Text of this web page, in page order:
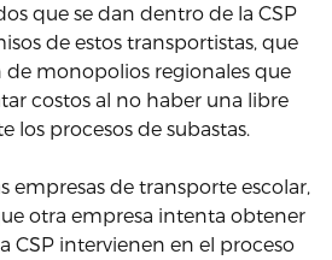
que se dan dentro de la CSP
de estos transportistas, que
de monopolios regionales que
costos al no haber una libre
los procesos de subastas.
empresas de transporte escolar,
otra empresa intenta obtener
CSP intervienen en el proceso